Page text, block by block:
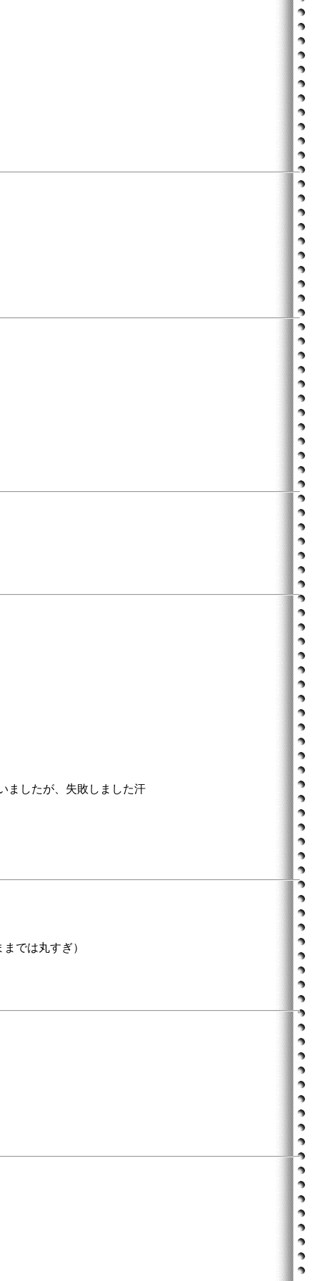
ましたが、失敗しました汗
では丸すぎ）